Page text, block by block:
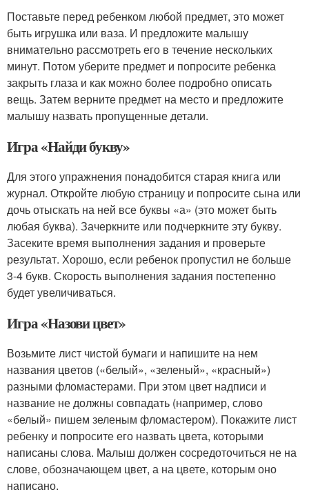
Поставьте перед ребенком любой предмет, это может
быть игрушка или ваза. И предложите малышу
внимательно рассмотреть его в течение нескольких
минут. Потом уберите предмет и попросите ребенка
закрыть глаза и как можно более подробно описать
вещь. Затем верните предмет на место и предложите
малышу назвать пропущенные детали.
Игра «Найди букву»
Для этого упражнения понадобится старая книга или
журнал. Откройте любую страницу и попросите сына или
дочь отыскать на ней все буквы «а» (это может быть
любая буква). Зачеркните или подчеркните эту букву.
Засеките время выполнения задания и проверьте
результат. Хорошо, если ребенок пропустил не больше
3-4 букв. Скорость выполнения задания постепенно
будет увеличиваться.
Игра «Назови цвет»
Возьмите лист чистой бумаги и напишите на нем
названия цветов («белый», «зеленый», «красный»)
разными фломастерами. При этом цвет надписи и
название не должны совпадать (например, слово
«белый» пишем зеленым фломастером). Покажите лист
ребенку и попросите его назвать цвета, которыми
написаны слова. Малыш должен сосредоточиться не на
слове, обозначающем цвет, а на цвете, которым оно
написано.